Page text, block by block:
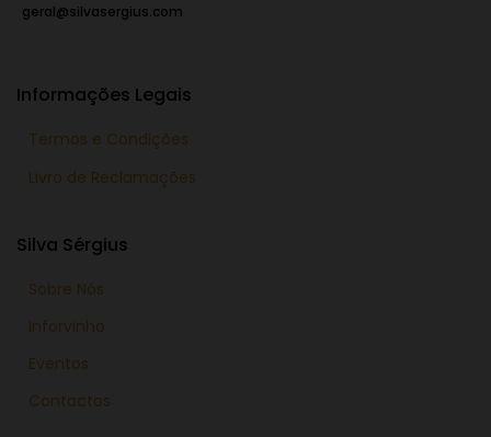
geral@silvasergius.com
Informações Legais
Termos e Condições
Livro de Reclamações
Silva Sérgius
Sobre Nós
Inforvinho
Eventos
Contactos